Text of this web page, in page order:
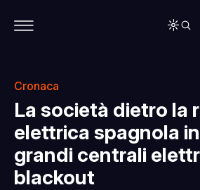
Cronaca
La società dietro la
elettrica spagnola
grandi centrali
blackout